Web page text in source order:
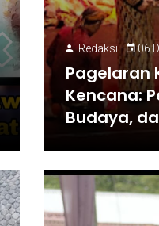
Redaksi 06
Pagelaran
Kencana:
Budaya,